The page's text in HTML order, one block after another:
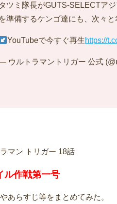
タツミ隊長がGUTS-SELECTア
を準備するケンゴ達にも、次々
YouTubeで今すぐ再生https://
ウルトラマントリガー 公式
マン トリガー 18話
ル作戦第一号
あらすじ等をまとめてみた。